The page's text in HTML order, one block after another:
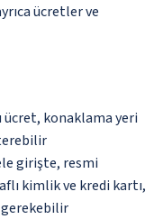
ücretler ve
ücret, konaklama yeri
girişte, resmi
kimlik ve kredi kartı,